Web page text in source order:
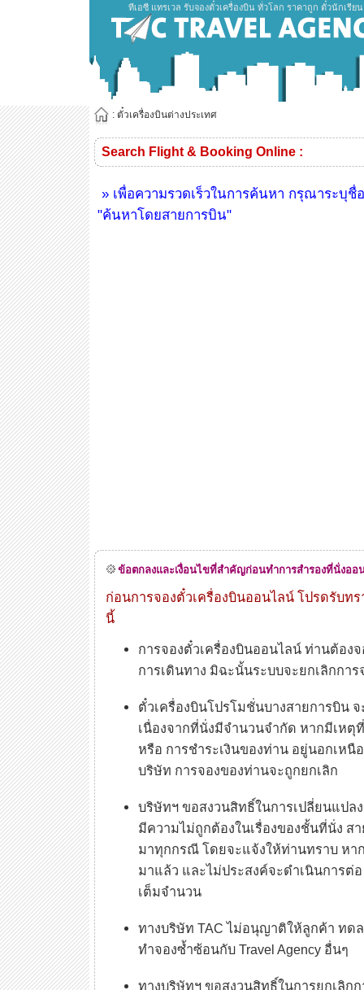
ทีเอซี แทรเวล รับจองตั๋วเครื่องบิน ทั่วโลก ราคาถูก ตั๋วนักเรีย
: ตั๋วเครื่องบินต่างประเทศ
Search Flight & Booking Online :
» เพื่อความรวดเร็วในการค้นหา กรุณาระบุชื่
"ค้นหาโดยสายการบิน"
ข้อตกลงและเงื่อนไขที่สำคัญก่อนทำการสำรองที่นั่งออ
ก่อนการจองตั๋วเครื่องบินออนไลน์ โปรดรับท
นี้
การจองตั๋วเครื่องบินออนไลน์ ท่านต้อง
การเดินทาง มิฉะนั้นระบบจะยกเลิกกา
ตั๋วเครื่องบินโปรโมชั่นบางสายการบิน
เนื่องจากที่นั่งมีจำนวนจำกัด หากมีเหตุ
หรือ การชำระเงินของท่าน อยู่นอกเหนื
บริษัท การจองของท่านจะถูกยกเลิก
บริษัทฯ ขอสงวนสิทธิ์ในการเปลี่ยนแปล
มีความไม่ถูกต้องในเรื่องของชั้นที่นั่ง ส
มาทุกกรณี โดยจะแจ้งให้ท่านทราบ หา
มาแล้ว และไม่ประสงค์จะดำเนินการต่
เต็มจำนวน
ทางบริษัท TAC ไม่อนุญาติให้ลูกค้า ทด
ทำจองซ้ำซ้อนกับ Travel Agency อื่นๆ
ทางบริษัทฯ ขอสงวนสิทธิ์ในการยกเลิก